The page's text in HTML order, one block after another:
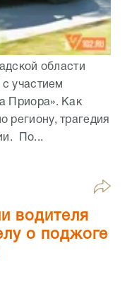
области
участием
Приора». Как
трагедия
По...
водителя
о поджоге